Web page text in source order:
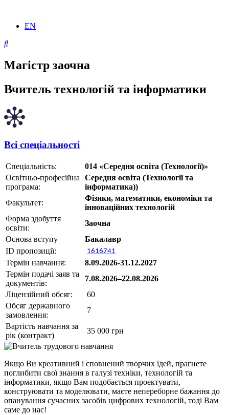
EN
Магістр заочна
Вчитель технологій та інформатики
Всі спеціальності
Спеціальність:
014 «Середня освіта (Технології)»
Освітньо-професійна
програма:
Середня освіта (Технології та
інформатика))
Факультет:
Фізики, математики, економіки та
інноваційних технологій
Форма здобуття
освіти:
Заочна
Основа вступу
Бакалавр
ID пропозиції:
1616741
Термін навчання:
8.09.2026-31.12.2027
Термін подачі заяв та
документів:
7.08.2026–22.08.2026
Ліцензійний обсяг:
60
Обсяг державного
замовлення:
7
Вартість навчання за
рік (контракт)
35 000 грн
Якщо Ви креативний і сповнений творчих ідей, прагнете
поглибити свої знання в галузі техніки, технологій та
інформатики, якщо Вам подобається проектувати,
конструювати та моделювати, маєте непереборне бажання до
опанування сучасних засобів цифрових технологій, тоді Вам
саме до нас!